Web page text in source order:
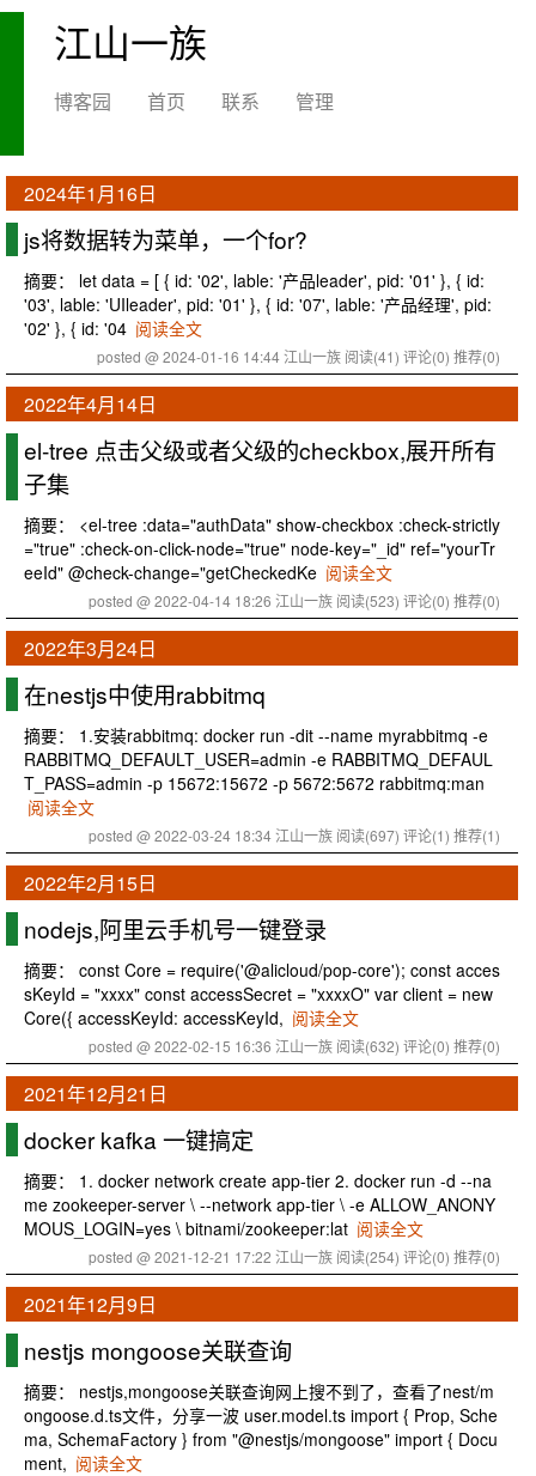
江山一族
博客园 首页 联系 管理
2024年1月16日
js将数据转为菜单，一个for?
摘要： let data = [ { id: '02', lable: '产品leader', pid: '01' }, { id:
'03', lable: 'UIleader', pid: '01' }, { id: '07', lable: '产品经理', pid:
'02' }, { id: '04 阅读全文
posted @ 2024-01-16 14:44 江山一族 阅读(41) 评论(0) 推荐(0)
2022年4月14日
el-tree 点击父级或者父级的checkbox,展开所有
子集
摘要： <el-tree :data="authData" show-checkbox :check-strictly
="true" :check-on-click-node="true" node-key="_id" ref="yourTr
eeId" @check-change="getCheckedKe 阅读全文
posted @ 2022-04-14 18:26 江山一族 阅读(523) 评论(0) 推荐(0)
2022年3月24日
在nestjs中使用rabbitmq
摘要： 1.安装rabbitmq: docker run -dit --name myrabbitmq -e
RABBITMQ_DEFAULT_USER=admin -e RABBITMQ_DEFAUL
T_PASS=admin -p 15672:15672 -p 5672:5672 rabbitmq:man
阅读全文
posted @ 2022-03-24 18:34 江山一族 阅读(697) 评论(1) 推荐(1)
2022年2月15日
nodejs,阿里云手机号一键登录
摘要： const Core = require('@alicloud/pop-core'); const acces
sKeyId = "xxxx" const accessSecret = "xxxxO" var client = new
Core({ accessKeyId: accessKeyId, 阅读全文
posted @ 2022-02-15 16:36 江山一族 阅读(632) 评论(0) 推荐(0)
2021年12月21日
docker kafka 一键搞定
摘要： 1. docker network create app-tier 2. docker run -d --na
me zookeeper-server \ --network app-tier \ -e ALLOW_ANONY
MOUS_LOGIN=yes \ bitnami/zookeeper:lat 阅读全文
posted @ 2021-12-21 17:22 江山一族 阅读(254) 评论(0) 推荐(0)
2021年12月9日
nestjs mongoose关联查询
摘要： nestjs,mongoose关联查询网上搜不到了，查看了nest/m
ongoose.d.ts文件，分享一波 user.model.ts import { Prop, Sche
ma, SchemaFactory } from "@nestjs/mongoose" import { Docu
ment, 阅读全文